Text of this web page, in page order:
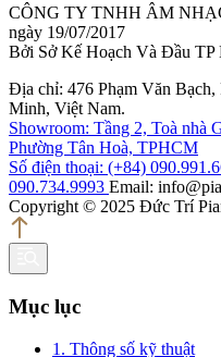
CÔNG TY TNHH ÂM
ngày 19/07/2017
Bởi Sở Kế Hoạch Và Đầu
Địa chỉ: 476 Phạm Văn
Minh, Việt Nam.
Showroom: Tầng 2, Toà nhà
Phường Tân Hoà, TPHCM
Số điện thoại: (+84)
090.734.9993 Email:
Copyright © 2025 Đức Trí
Mục lục
1. Thông số kỹ thuật